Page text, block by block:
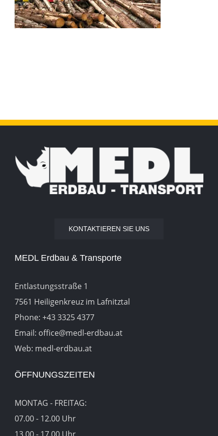
KONTAKTIEREN SIE UNS
MEDL Erdbau & Transporte
Entlastungsstraße 1
7561 Heiligenkreuz im Lafnitztal
Phone: +43 3325 4377
Email: office@medl-erdbau.at
Web: medl-erdbau.at
ÖFFNUNGSZEITEN
MONTAG - FREITAG:
07.00 - 12.00 Uhr